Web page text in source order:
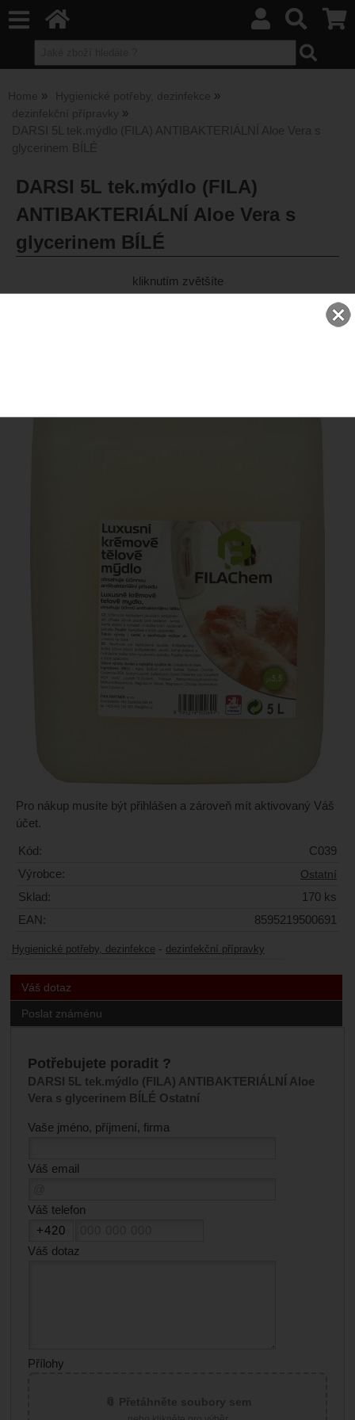
Home
Hygienické potřeby, dezinfekce
dezinfekční přípravky
DARSI 5L tek.mýdlo (FILA) ANTIBAKTERIÁLNÍ Aloe Vera s
glycerinem BÍLÉ
DARSI 5L tek.mýdlo (FILA)
ANTIBAKTERIÁLNÍ Aloe Vera s
glycerinem BÍLÉ
kliknutím zvětšíte
Pro nákup musíte být přihlášen a zároveň mít aktivovaný Váš
účet.
Kód:
C039
Výrobce:
Ostatní
Sklad:
170 ks
EAN:
8595219500691
Hygienické potřeby, dezinfekce - dezinfekční přípravky
Váš dotaz
Poslat známénu
Potřebujete poradit ?
DARSI 5L tek.mýdlo (FILA) ANTIBAKTERIÁLNÍ Aloe
Vera s glycerinem BÍLÉ Ostatní
Vaše jméno, příjmení, firma
Váš email
Váš telefon
Váš dotaz
Přílohy